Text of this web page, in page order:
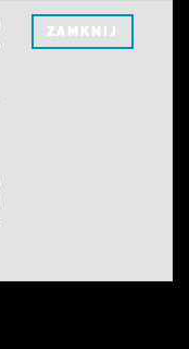
ZAMKNIJ